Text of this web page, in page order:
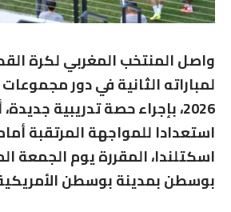
واصل المنتخب المغربي لكرة
لمباراته الثانية في دور
2026، بإجراء حصة تدريبية
استعدادا للمواجهة المرتقبة
اسكتلندا، المقررة يوم الجمعة
بوسطن بمدينة بوسطن